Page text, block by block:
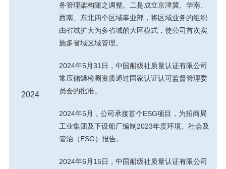
2024
务管理架构随之调整。二是成立京津冀、华南、
西南、东北四个区域事业部，将区域业务的组织
由省域扩大为多省域的大区模式，使公司首次实
施多省域区域管理。
2024年5月31日，中国船级社质量认证有限公司
常压储罐检测资质通过国家认证认可监督管理委
员会的批准。
2024年5月，公司承接首个ESG项目，为招商局
工业集团及下设船厂编制2023年度环境、社会及
管治（ESG）报告。
2024年6月15日，中国船级社质量认证有限公司